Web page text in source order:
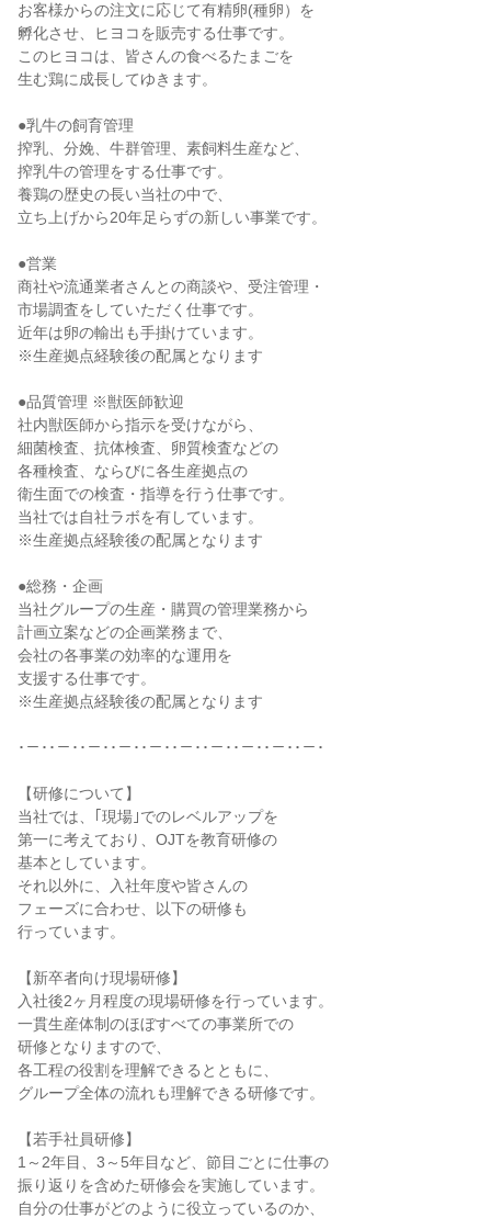
お客様からの注文に応じて有精卵(種卵）を
孵化させ、ヒヨコを販売する仕事です。
このヒヨコは、皆さんの食べるたまごを
生む鶏に成長してゆきます。
●乳牛の飼育管理
搾乳、分娩、牛群管理、素飼料生産など、
搾乳牛の管理をする仕事です。
養鶏の歴史の長い当社の中で、
立ち上げから20年足らずの新しい事業です。
●営業
商社や流通業者さんとの商談や、受注管理・
市場調査をしていただく仕事です。
近年は卵の輸出も手掛けています。
※生産拠点経験後の配属となります
●品質管理 ※獣医師歓迎
社内獣医師から指示を受けながら、
細菌検査、抗体検査、卵質検査などの
各種検査、ならびに各生産拠点の
衛生面での検査・指導を行う仕事です。
当社では自社ラボを有しています。
※生産拠点経験後の配属となります
●総務・企画
当社グループの生産・購買の管理業務から
計画立案などの企画業務まで、
会社の各事業の効率的な運用を
支援する仕事です。
※生産拠点経験後の配属となります
･－･･－･･－･･－･･－･･－･･－･･－･･－･･－･
【研修について】
当社では、｢現場｣でのレベルアップを
第一に考えており、OJTを教育研修の
基本としています。
それ以外に、入社年度や皆さんの
フェーズに合わせ、以下の研修も
行っています。
【新卒者向け現場研修】
入社後2ヶ月程度の現場研修を行っています。
一貫生産体制のほぼすべての事業所での
研修となりますので、
各工程の役割を理解できるとともに、
グループ全体の流れも理解できる研修です。
【若手社員研修】
1～2年目、3～5年目など、節目ごとに仕事の
振り返りを含めた研修会を実施しています。
自分の仕事がどのように役立っているのか、